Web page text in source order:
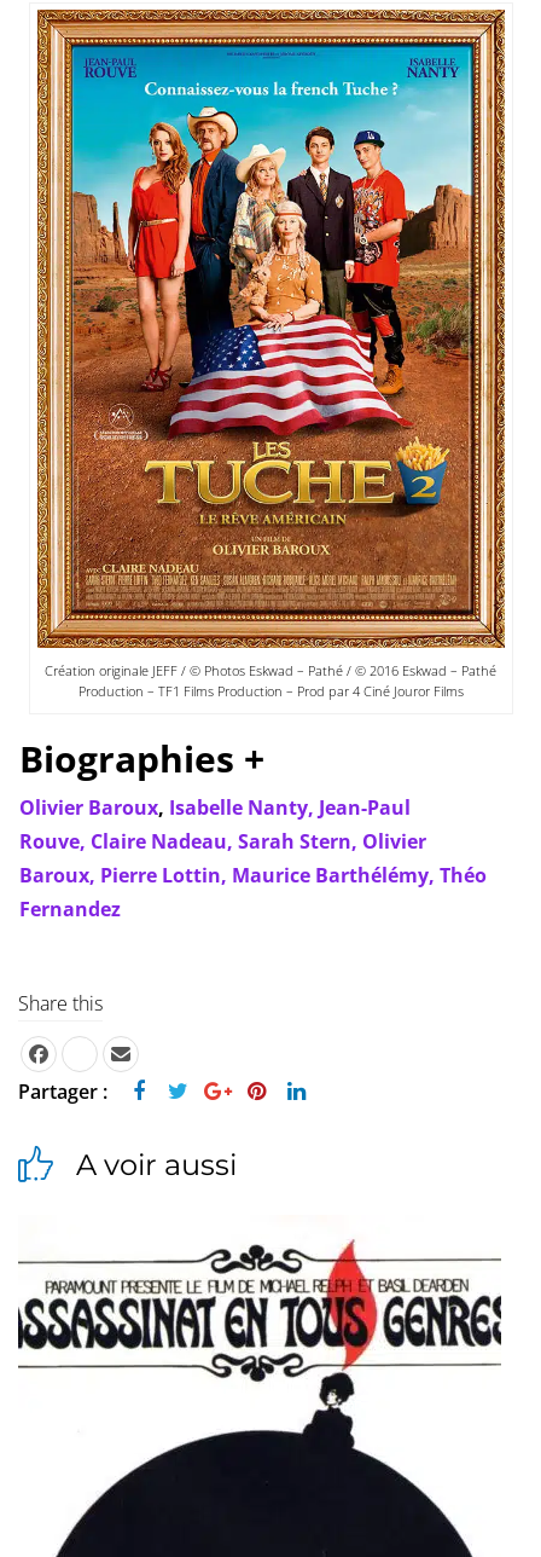
Création originale JEFF / © Photos Eskwad – Pathé / © 2016 Eskwad – Pathé
Production – TF1 Films Production – Prod par 4 Ciné Jouror Films
Biographies +
Olivier Baroux, Isabelle Nanty, Jean-Paul
Rouve, Claire Nadeau, Sarah Stern, Olivier
Baroux, Pierre Lottin, Maurice Barthélémy, Théo
Fernandez
Share this
Partager :
A voir aussi